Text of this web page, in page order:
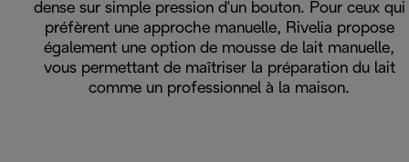
dense sur simple pression d'un bouton. Pour ceux qui
préfèrent une approche manuelle, Rivelia propose
également une option de mousse de lait manuelle,
vous permettant de maîtriser la préparation du lait
comme un professionnel à la maison.